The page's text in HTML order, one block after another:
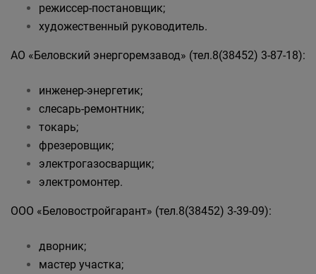
режиссер-постановщик;
художественный руководитель.
АО «Беловский энергоремзавод» (тел.8(38452) 3-87-18):
инженер-энергетик;
слесарь-ремонтник;
токарь;
фрезеровщик;
электрогазосварщик;
электромонтер.
ООО «Беловостройгарант» (тел.8(38452) 3-39-09):
дворник;
мастер участка;